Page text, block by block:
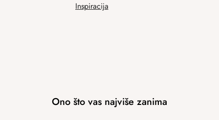
Inspiracija
Ono što vas najviše zanima